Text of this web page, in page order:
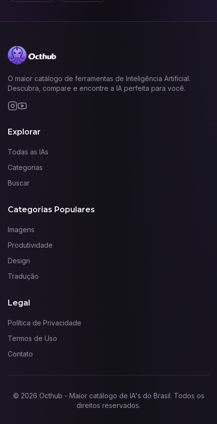
O maior catálogo de ferramentas de Inteligência Artificial.
Descubra, compare e encontre a IA perfeita para você.
Explorar
Todas as IAs
Categorias
Buscar
Categorias Populares
Imagens
Produtividade
Design
Tradução
Legal
Política de Privacidade
Termos de Uso
Contato
© 2026 Octhub - Maior catálogo de IA's do Brasil. Todos os
direitos reservados.